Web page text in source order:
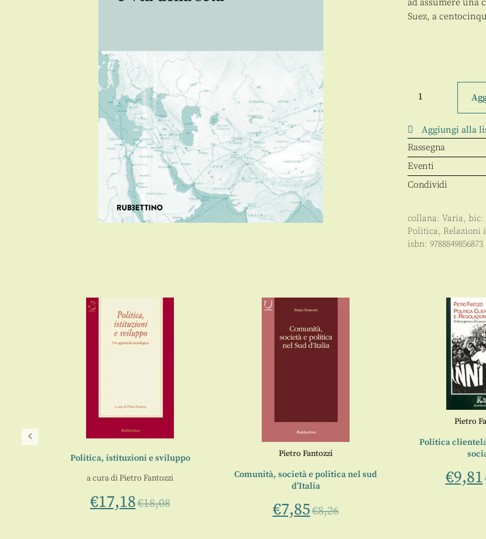
ad assumere una
Suez, a
futuro
portuale
meridionale
tra
Mediterraneo
e
Via
della
seta
Aggiungi alla
Rassegna
Eventi
Condividi
collana: Varia, bic:
Politica, Relazioni
isbn: 9788849856873
Politica, istituzioni e sviluppo
a cura diPietro Fantozzi
€17,18€18,08
Pietro Fantozzi
Comunità, società e politica nel sud
d’Italia
€7,85€8,26
Pietro
Politica
€9,81